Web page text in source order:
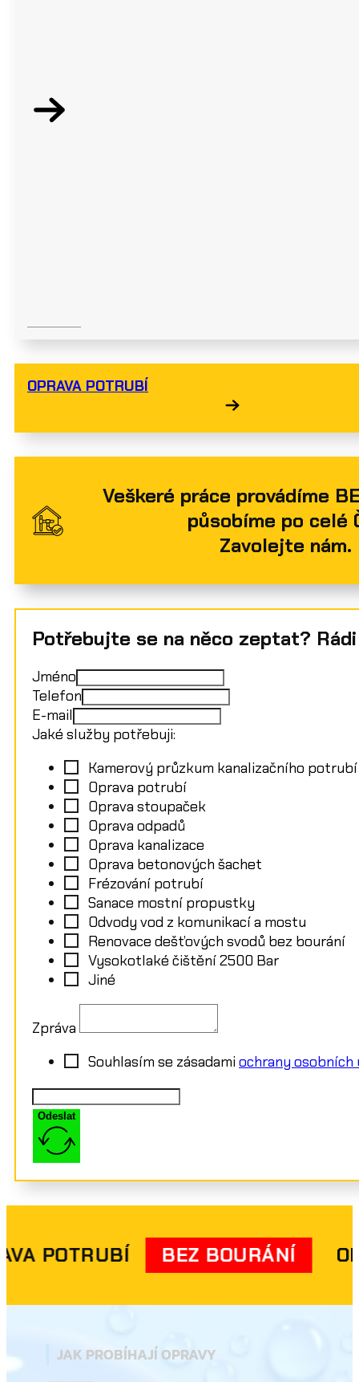
OPRAVA POTRUBÍ
Veškeré práce provádíme
působíme po celé
Zavolejte nám.
Potřebujte se na něco zeptat?
Jméno
Telefon
E-mail
Jaké služby potřebuji:
Kamerový průzkum kanalizačního potrubí
Oprava potrubí
Oprava stoupaček
Oprava odpadů
Oprava kanalizace
Oprava betonových šachet
Frézování potrubí
Sanace mostní propustky
Odvody vod z komunikací a mostu
Renovace dešťových svodů bez bourání
Vysokotlaké čištění 2500 Bar
Jiné
Zpráva
Souhlasím se zásadami ochrany osobních
Odeslat
OPRAVA POTRUBÍ BEZ
JAK PROBÍHAJÍ OPRAVY